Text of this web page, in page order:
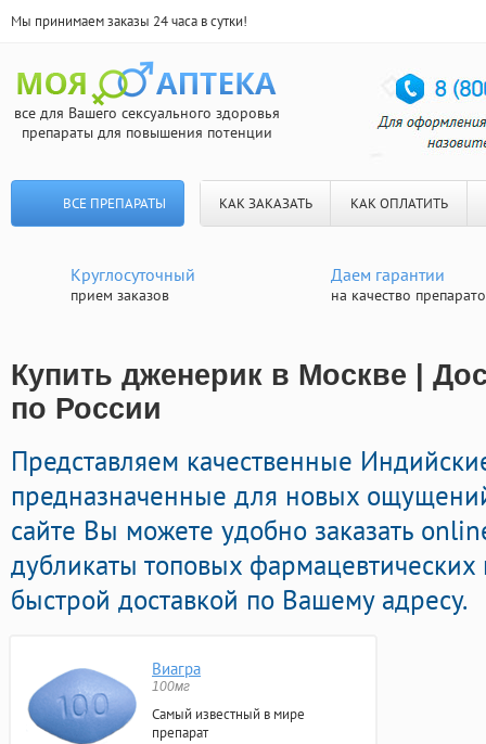
Мы принимаем заказы 24 часа в сутки!
все для Вашего сексуального здоровья
препараты для повышения потенции
ВСЕ ПРЕПАРАТЫ КАК ЗАКАЗАТЬ КАК ОПЛАТИТЬ
Круглосуточный
прием заказов
Даем гарантии
на качество
Купить дженерик в Москве |
по России
Представляем качественные
предназначенные для новых
сайте Вы можете удобно заказать
дубликаты топовых фармацевтических
быстрой доставкой по Вашему адресу.
Виагра
100мг
Самый известный в мире
препарат